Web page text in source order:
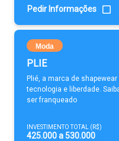
Pedir Informações
Moda
PLIE
Plié, a marca de
tecnologia e liberdade.
ser franqueado
INVESTIMENTO TOTAL (R$)
425.000 a 530.000